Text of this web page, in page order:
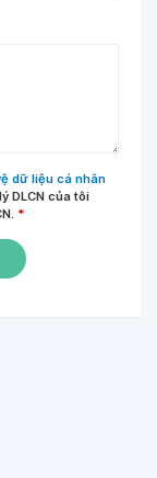
dữ liệu cá nhân
DLCN của tôi
*